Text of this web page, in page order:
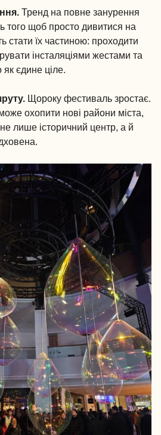
Тренд на повне занурення
того щоб просто дивитися на
стати їх частиною: проходити
інсталяціями жестами та
як єдине ціле.
Щороку фестиваль зростає.
охопити нові райони міста,
лише історичний центр, а й